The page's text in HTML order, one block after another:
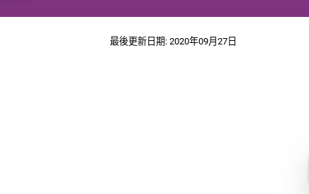
最後更新日期: 2020年09月27日